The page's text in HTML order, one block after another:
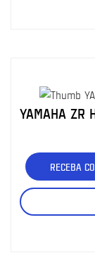
YAMAHA ZR
RECEBA